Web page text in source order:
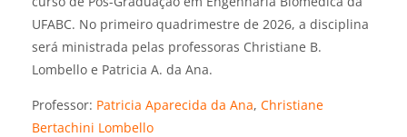
UFABC. No primeiro quadrimestre de 2026, a disciplina
será ministrada pelas professoras Christiane B.
Lombello e Patricia A. da Ana.
Professor: Patricia Aparecida da Ana, Christiane
Bertachini Lombello